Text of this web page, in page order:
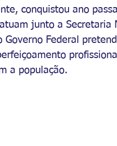
conquistou ano
junto a Secretaria
Governo Federal
a população.